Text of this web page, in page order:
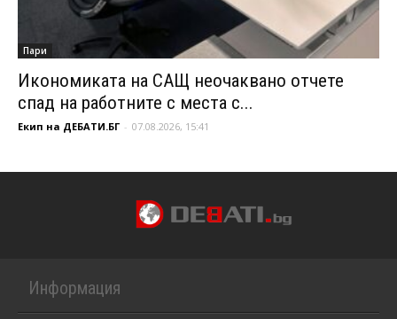
Пари
Икономиката на САЩ неочаквано отчете
спад на работните с места с...
Екип на ДЕБАТИ.БГ - 07.08.2026, 15:41
Информация